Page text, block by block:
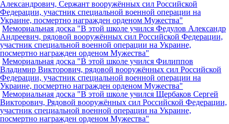
Александрович, Сержант вооружённых сил Российской
Федерации, участник специальной военной операции на
Украине, посмертно награжден орденом Мужества"
Мемориальная доска "В этой школе учился Федулов Александр
Андреевич, рядовой вооружённых сил Российской Федерации,
участник специальной военной операции на Украине,
посмертно награжден орденом Мужества"
Мемориальная доска "В этой школе учился Филиппов
Владимир Викторович, рядовой вооружённых сил Российской
Федерации, участник специальной военной операции на
Украине, посмертно награжден орденом Мужества"
Мемориальная доска "В этой школе учился Щербаков Сергей
Викторович, Рядовой вооружённых сил Российской Федерации,
участник специальной военной операции на Украине,
посмертно награжден орденом Мужества"